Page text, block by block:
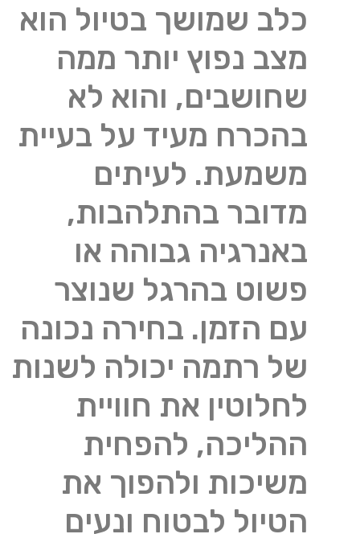
כלב שמושך בטיול הוא
מצב נפוץ יותר ממה
שחושבים, והוא לא
בהכרח מעיד על בעיית
משמעת. לעיתים
מדובר בהתלהבות,
באנרגיה גבוהה או
פשוט בהרגל שנוצר
עם הזמן. בחירה נכונה
של רתמה יכולה לשנות
לחלוטין את חוויית
ההליכה, להפחית
משיכות ולהפוך את
הטיול לבטוח ונעים